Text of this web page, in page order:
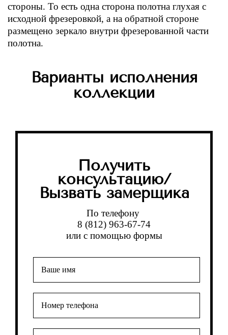
стороны. То есть одна сторона полотна глухая с
исходной фрезеровкой, а на обратной стороне
размещено зеркало внутри фрезерованной части
полотна.
Варианты исполнения
коллекции
Получить
консультацию/
Вызвать замерщика
По телефону
8 (812) 963-67-74
или с помощью формы